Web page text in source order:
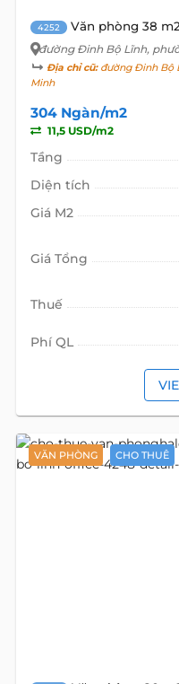
4252 Văn phòng 38 m2
đường Đinh Bộ Lĩnh,
Địa chỉ cũ:đường Đinh Bộ
Minh
304 Ngàn/m2
11,5 USD/m2
Tầng
Diện tích
Giá M2
Giá Tổng
Thuế
Phí QL
VĂN PHÒNG CHO THUÊ